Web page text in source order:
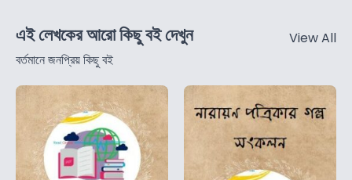
এই লেখকের আরো কিছু বই দেখুন
বর্তমানে জনপ্রিয় কিছু বই
View All